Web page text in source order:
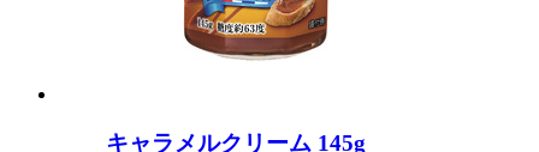
キャラメルクリーム 145g